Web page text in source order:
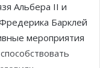
Альбера II и
Барклей
мероприятия